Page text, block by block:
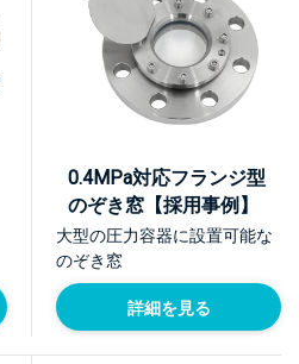
0.4MPa対応フランジ型
のぞき窓【採用事例】
大型の圧力容器に設置可能な
のぞき窓
詳細を見る